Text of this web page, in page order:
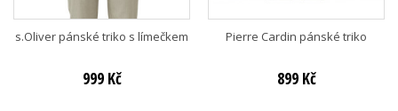
s.Oliver pánské triko s límečkem
999 Kč
Pierre Cardin pánské triko
899 Kč